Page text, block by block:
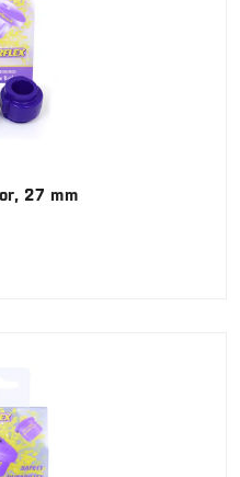
27 mm